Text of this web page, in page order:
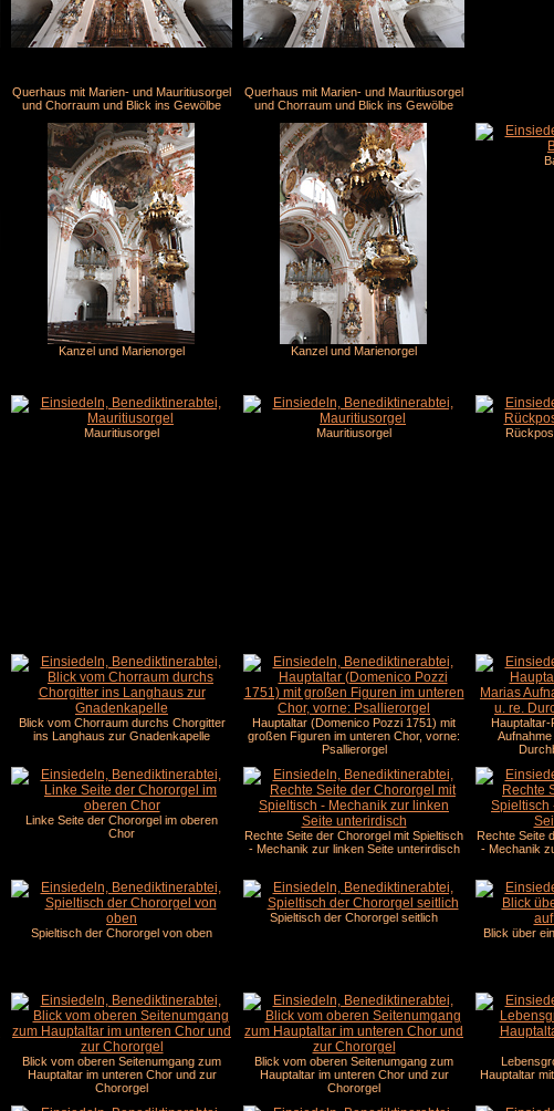
Querhaus mit Marien- und Mauritiusorgel
und Chorraum und Blick ins Gewölbe
Querhaus mit Marien- und Mauritiusorgel
und Chorraum und Blick ins Gewölbe
Kanzel und Marienorgel Kanzel und Marienorgel
Mauritiusorgel Mauritiusorgel
Blick vom Chorraum durchs Chorgitter
ins Langhaus zur Gnadenkapelle
Hauptaltar (Domenico Pozzi 1751) mit
großen Figuren im unteren Chor, vorne:
Psallierorgel
Hauptaltar-
Linke Seite der Chororgel im oberen
Chor
Rechte Seite der Chororgel mit Spieltisch
- Mechanik zur linken Seite unterirdisch
Rechte Seite
- Mechanik
Spieltisch der Chororgel von oben
Spieltisch der Chororgel seitlich
Blick über
Blick vom oberen Seitenumgang zum
Hauptaltar im unteren Chor und zur
Chororgel
Blick vom oberen Seitenumgang zum
Hauptaltar im unteren Chor und zur
Chororgel
Hauptaltar